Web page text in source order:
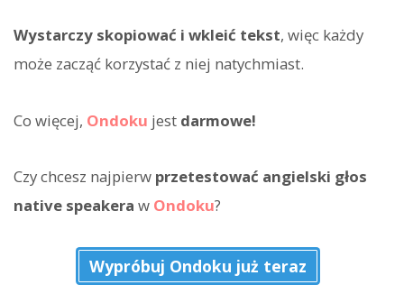
Wystarczy skopiować i wkleić tekst, więc każdy
może zacząć korzystać z niej natychmiast.
Co więcej, Ondoku jest darmowe!
Czy chcesz najpierw przetestować angielski głos
native speakera w Ondoku?
Wypróbuj Ondoku już teraz